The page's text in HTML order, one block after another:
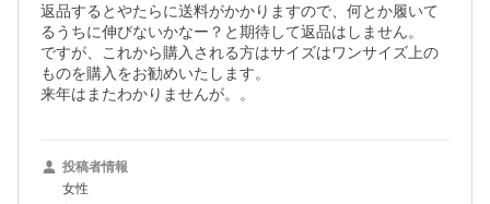
返品するとやたらに送料がかかりますので、何とか履いて
るうちに伸びないかなー？と期待して返品はしません。
ですが、これから購入される方はサイズはワンサイズ上の
ものを購入をお勧めいたします。
来年はまたわかりませんが。。
投稿者情報
女性